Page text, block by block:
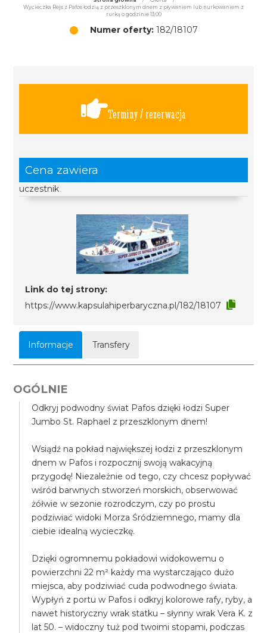
Wycieczka Rejs z Pafos łodzią z przeszklonym dnem z pływaniem lub nurkowaniem z
rurką o godzinie 13:00
Numer oferty:182/18107
Terminy / rezerwacja
Cena zawiera
uczestnik
Link do tej strony:
https://www.kapsulahiperbaryczna.pl/182/18107
Informacje Transfery
OGÓLNIE
Odkryj podwodny świat Pafos dzięki łodzi Super
Jumbo St. Raphael z przeszklonym dnem!
Wsiądź na pokład największej łodzi z przeszklonym
dnem w Pafos i rozpocznij swoją wakacyjną
przygodę! Niezależnie od tego, czy chcesz popływać
wśród barwnych stworzeń morskich, obserwować
żółwie w sezonie rozrodczym, czy po prostu
podziwiać widoki Morza Śródziemnego, mamy dla
ciebie idealną wycieczkę.
Dzięki ogromnemu pokładowi widokowemu o
powierzchni 22 m² każdy ma wystarczająco dużo
miejsca, aby podziwiać cuda podwodnego świata.
Wypłyń z portu w Pafos i odkryj kolorowe rafy, ryby, a
nawet historyczny wrak statku – słynny wrak Vera K. z
lat 50. – widoczny tuż pod twoimi stopami, podczas